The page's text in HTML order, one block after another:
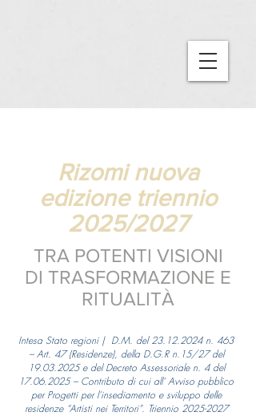
Rizomi nuova
edizione triennio
2025/2027
TRA POTENTI VISIONI
DI TRASFORMAZIONE E
RITUALITÀ
Intesa Stato regioni | D.M. del23.12.2024n. 463
– Art. 47 (Residenze), della D.G.R n.15/27 del
19.03.2025e del Decreto Assessoriale n. 4 del
17.06.2025– Contributo di cui all’ Avviso pubblico
per Progetti per l’insediamento e sviluppo delle
residenze “Artisti nei Territori”. Triennio 2025-2027